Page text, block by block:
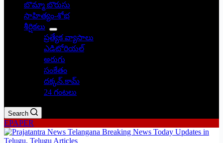
బొమ్మా బొరుసు
సాహిత్యం-శోభ
శీర్షికలు
ప్రత్యేక వ్యాసాలు
ఎడిటోరియల్
అరుగు
సంకేతం
దక్కన్.కామ్
24 గంటలు
Search
EPAPER